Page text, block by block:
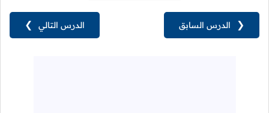
الدرس التالي ❯ ❮ الدرس السابق